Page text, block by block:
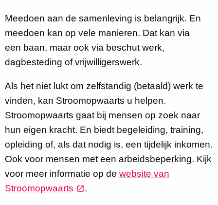
Meedoen aan de samenleving is belangrijk. En
meedoen kan op vele manieren. Dat kan via
een baan, maar ook via beschut werk,
dagbesteding of vrijwilligerswerk.
Als het niet lukt om zelfstandig (betaald) werk te
vinden, kan Stroomopwaarts u helpen.
Stroomopwaarts gaat bij mensen op zoek naar
hun eigen kracht. En biedt begeleiding, training,
opleiding of, als dat nodig is, een tijdelijk inkomen.
Ook voor mensen met een arbeidsbeperking. Kijk
voor meer informatie op de website van
Stroomopwaarts
.